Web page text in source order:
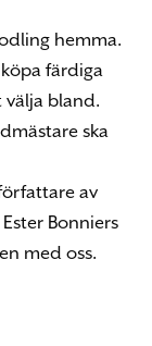
hemma.
färdiga
bland.
ska
av
Bonniers
med oss.